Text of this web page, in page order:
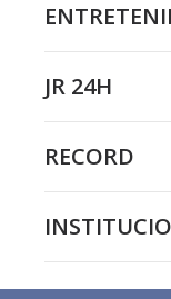
JR 24H
RECORD